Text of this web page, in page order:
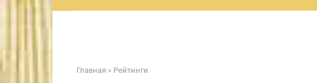
Главная » Рейтинги